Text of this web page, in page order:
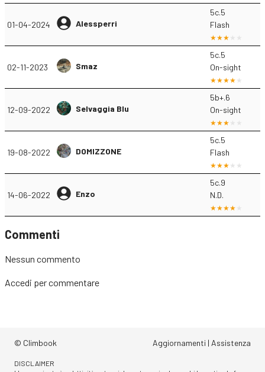
01-04-2024 Alessperri
5c.5
Flash
02-11-2023 Smaz
5c.5
On-sight
12-09-2022 Selvaggia Blu
5b+.6
On-sight
19-08-2022 DOMIZZONE
5c.5
Flash
14-06-2022 Enzo
5c.9
N.D.
Commenti
Nessun commento
Accedi per commentare
© Climbook Aggiornamenti | Assistenza
DISCLAIMER